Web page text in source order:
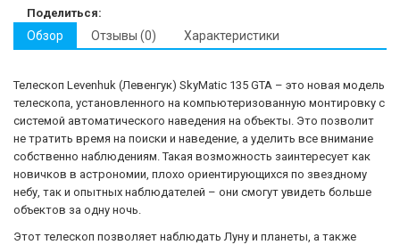
Поделиться:
Обзор Отзывы (0) Характеристики
Телескоп Levenhuk (Левенгук) SkyMatic 135 GTA – это новая модель
телескопа, установленного на компьютеризованную монтировку с
системой автоматического наведения на объекты. Это позволит
не тратить время на поиски и наведение, а уделить все внимание
собственно наблюдениям. Такая возможность заинтересует как
новичков в астрономии, плохо ориентирующихся по звездному
небу, так и опытных наблюдателей – они смогут увидеть больше
объектов за одну ночь.
Этот телескоп позволяет наблюдать Луну и планеты, а также